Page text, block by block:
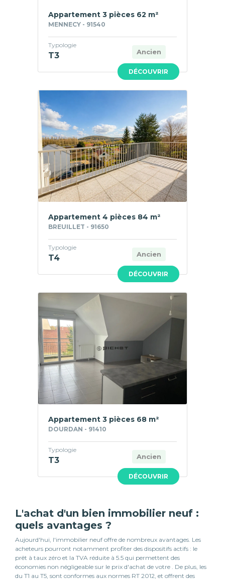
DÉCOUVRIR
Appartement 3 pièces 62 m²
MENNECY - 91540
Ancien
Typologie
T3
DÉCOUVRIR
Appartement 4 pièces 84 m²
BREUILLET - 91650
Ancien
Typologie
T4
DÉCOUVRIR
Appartement 3 pièces 68 m²
DOURDAN - 91410
Ancien
Typologie
T3
L'achat d'un bien immobilier neuf :
quels avantages ?
Aujourd'hui, l'immobilier neuf offre de nombreux avantages. Les
acheteurs pourront notamment profiter des dispositifs actifs : le
prêt à taux zéro et la TVA réduite à 5.5 qui permettent des
économies non négligeable sur le prix d'achat de votre . De plus, les
du T1 au T5, sont conformes aux normes RT 2012, et offrent des